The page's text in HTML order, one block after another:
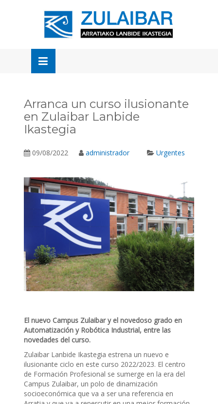
Arranca un curso ilusionante
en Zulaibar Lanbide
Ikastegia
09/08/2022 administrador Urgentes
El nuevo Campus Zulaibar y el novedoso grado en
Automatización y Robótica Industrial, entre las
novedades del curso.
Zulaibar Lanbide Ikastegia estrena un nuevo e
ilusionante ciclo en este curso 2022/2023. El centro
de Formación Profesional se sumerge en la era del
Campus Zulaibar, un polo de dinamización
socioeconómica que va a ser una referencia en